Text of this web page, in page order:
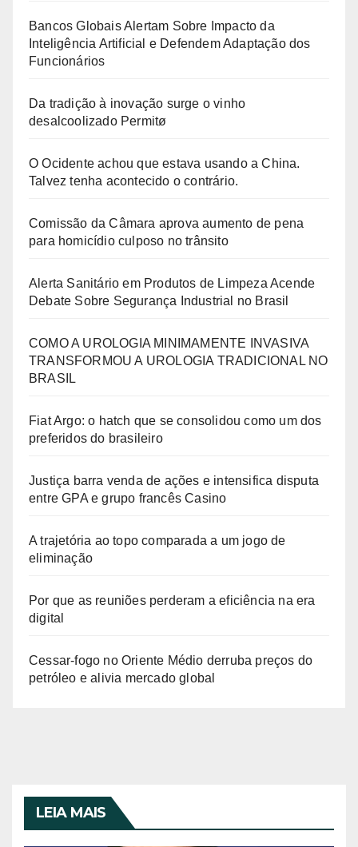
Bancos Globais Alertam Sobre Impacto da
Inteligência Artificial e Defendem Adaptação dos
Funcionários
Da tradição à inovação surge o vinho
desalcoolizado Permitø
O Ocidente achou que estava usando a China.
Talvez tenha acontecido o contrário.
Comissão da Câmara aprova aumento de pena
para homicídio culposo no trânsito
Alerta Sanitário em Produtos de Limpeza Acende
Debate Sobre Segurança Industrial no Brasil
COMO A UROLOGIA MINIMAMENTE INVASIVA
TRANSFORMOU A UROLOGIA TRADICIONAL NO
BRASIL
Fiat Argo: o hatch que se consolidou como um dos
preferidos do brasileiro
Justiça barra venda de ações e intensifica disputa
entre GPA e grupo francês Casino
A trajetória ao topo comparada a um jogo de
eliminação
Por que as reuniões perderam a eficiência na era
digital
Cessar-fogo no Oriente Médio derruba preços do
petróleo e alivia mercado global
LEIA MAIS